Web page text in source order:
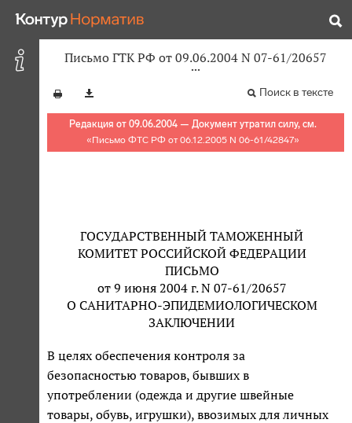
Письмо ГТК РФ от 09.06.2004 N 07-61/20657
Поиск в тексте
Редакция от 09.06.2004 — Документ утратил силу, см.
«Письмо ФТС РФ от 06.12.2005 N 06-61/42847»
ГОСУДАРСТВЕННЫЙ ТАМОЖЕННЫЙ
КОМИТЕТ РОССИЙСКОЙ ФЕДЕРАЦИИ
ПИСЬМО
от 9 июня 2004 г. N 07-61/20657
О САНИТАРНО-ЭПИДЕМИОЛОГИЧЕСКОМ
ЗАКЛЮЧЕНИИ
В целях обеспечения контроля за
безопасностью товаров, бывших в
употреблении (одежда и другие швейные
товары, обувь, игрушки), ввозимых для личных